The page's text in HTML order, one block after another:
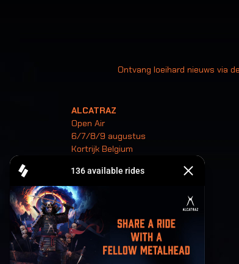
Ontvang loeihard nieuws via
ALCATRAZ
Open Air
6/7/8/9 augustus
Kortrijk Belgium
Tickets